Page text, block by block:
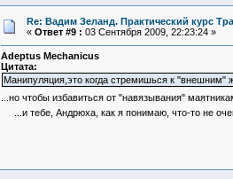
Re: Вадим Зеланд. Практический курс
« Ответ #9 : 03 Сентября 2009, 22:23:24 »
Adeptus Mechanicus
Цитата:
Манипуляция,это когда стремишься к
...но чтобы избавиться от "навязывания"
...и тебе, Андрюха, как я понимаю, что-то не